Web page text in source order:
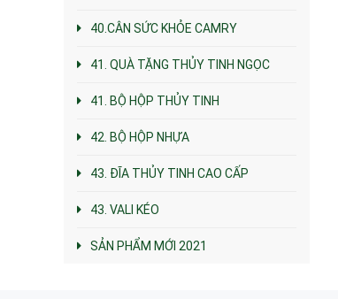
40.CÂN SỨC KHỎE CAMRY
41. QUÀ TẶNG THỦY TINH NGỌC
41. BỘ HỘP THỦY TINH
42. BỘ HỘP NHỰA
43. ĐĨA THỦY TINH CAO CẤP
43. VALI KÉO
SẢN PHẨM MỚI 2021